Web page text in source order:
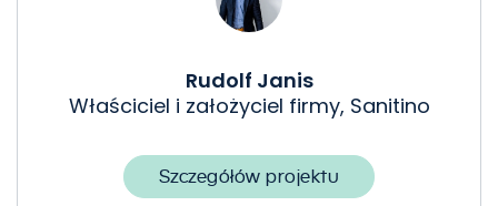
Rudolf Janis
Właściciel i założyciel firmy, Sanitino
Szczegółów projektu
Usprawnimy Twój